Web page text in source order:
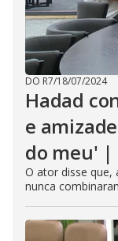
DO R7/18/07/2024
Hadad
e
do meu' |
O ator disse que,
nunca